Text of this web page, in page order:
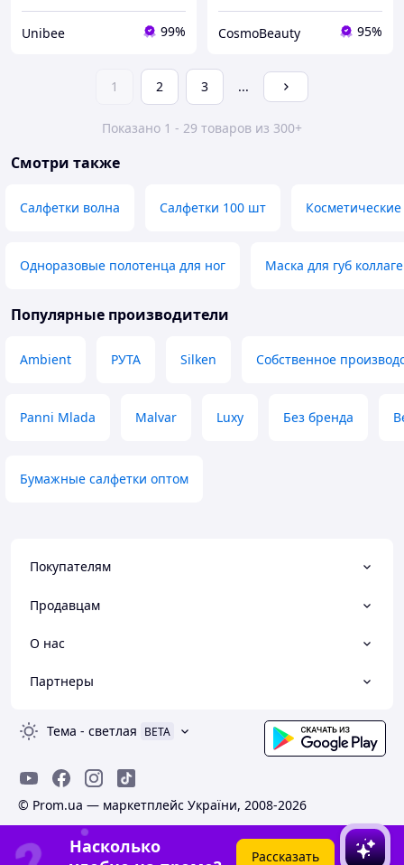
Unibee 99% CosmoBeauty 95%
1 2 3 ...
Показано 1 - 29 товаров из 300+
Смотри также
Салфетки волна Салфетки 100 шт
Одноразовые полотенца для ног Маска для губ
Популярные производители
Ambient РУТА Silken Собственное
Panni Mlada Malvar Luxy Без бренда
Бумажные салфетки оптом
Покупателям
Продавцам
О нас
Партнеры
Тема - светлая BETA
© Prom.ua — маркетплейс України, 2008-2026
Насколько
Рассказать